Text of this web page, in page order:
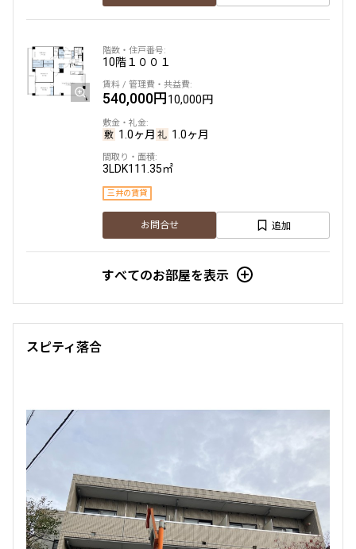
271
お部屋を再検索
10階１００１
540,000円10,000円
1.0ヶ月 1.0ヶ月
3LDK111.35㎡
三井の賃貸
お問合せ 追加
すべてのお部屋を表示
スピティ落合